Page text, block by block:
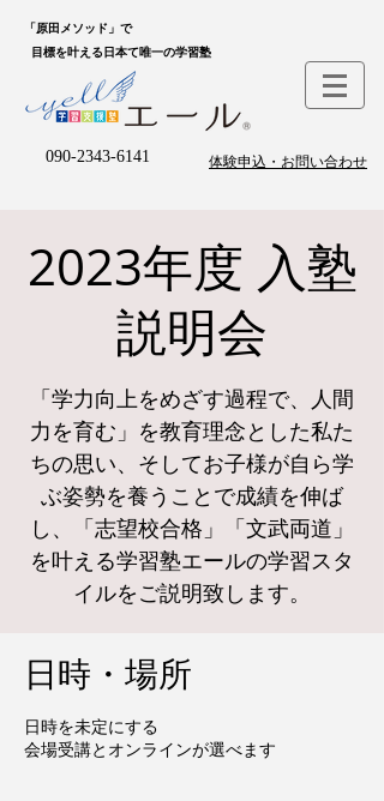
「原田メソッド」で
目標を叶える日本て唯一の学習塾
090-2343-6141 体験申込・お問い合わせ
2023年度 入塾
説明会
「学力向上をめざす過程で、人間
力を育む」を教育理念とした私た
ちの思い、そしてお子様が自ら学
ぶ姿勢を養うことで成績を伸ば
し、「志望校合格」「文武両道」
を叶える学習塾エールの学習スタ
イルをご説明致します。
日時・場所
日時を未定にする
会場受講とオンラインが選べます